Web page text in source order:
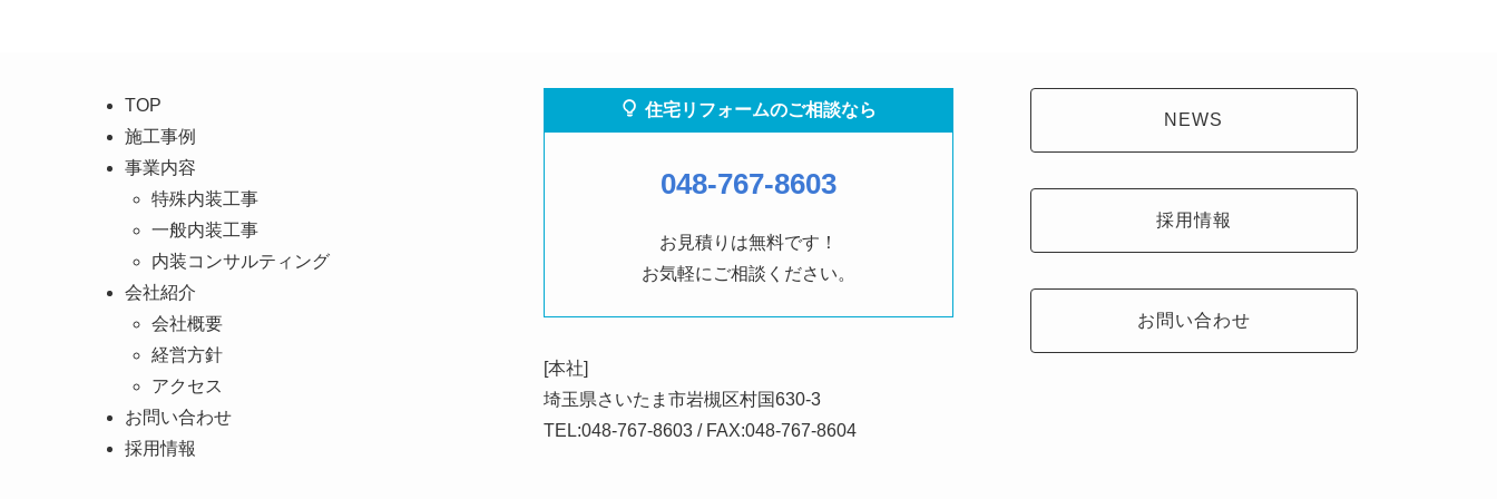
TOP
施工事例
事業内容
特殊内装工事
一般内装工事
内装コンサルティング
会社紹介
会社概要
経営方針
アクセス
お問い合わせ
採用情報
住宅リフォームのご相談なら
048-767-8603
お見積りは無料です！
お気軽にご相談ください。
[本社]
埼玉県さいたま市岩槻区村国630-3
TEL:048-767-8603 / FAX:048-767-8604
NEWS
採用情報
お問い合わせ